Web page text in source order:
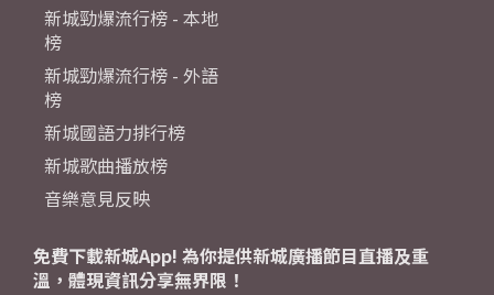
新城勁爆流行榜 - 本地
榜
新城勁爆流行榜 - 外語
榜
新城國語力排行榜
新城歌曲播放榜
音樂意見反映
免費下載新城App! 為你提供新城廣播節目直播及重
溫，體現資訊分享無界限！